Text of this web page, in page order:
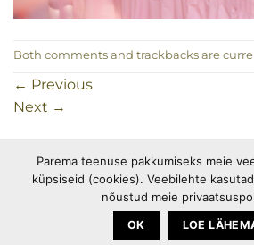
Both comments and trackbacks are
← Previous
Next →
PEOTARBED OSTUINFO
KÜPSISEPOLIITIKA
Copyright 2026 ©
Parema teenuse pakkumiseks meie
küpsiseid (cookies). Veebilehte
nõustud meie
OK LOE